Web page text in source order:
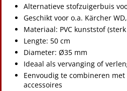
Alternatieve stofzuigerbuis
Geschikt voor o.a. Kärcher
Materiaal: PVC kunststof
Lengte: 50 cm
Diameter: Ø35 mm
Ideaal als vervanging of
Eenvoudig te combineren
accessoires